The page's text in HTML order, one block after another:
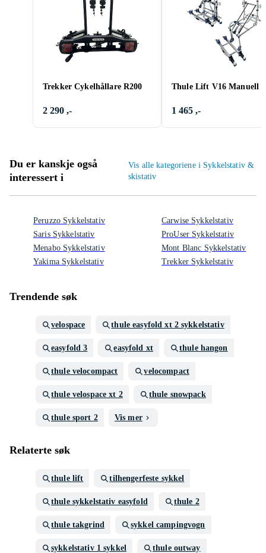
Trekker Cykelhållare R200
2 290 ,-
Thule Lift V16 Manuell
1 465 ,-
Du er kanskje også
interessert i
Vis alle kategoriene i Sykkelstativ &
skistativ
Peruzzo Sykkelstativ
Saris Sykkelstativ
Menabo Sykkelstativ
Yakima Sykkelstativ
Carwise Sykkelstativ
ProUser Sykkelstativ
Mont Blanc Sykkelstativ
Trekker Sykkelstativ
Trendende søk
velospace thule easyfold xt 2 sykkelstativ
easyfold 3 easyfold xt thule hangon
thule velocompact velocompact
thule velospace xt 2 thule snowpack
thule sport 2 Vis mer
Relaterte søk
thule lift tilhengerfeste sykkel
thule sykkelstativ easyfold thule 2
thule takgrind sykkel campingvogn
sykkelstativ 1 sykkel thule outway